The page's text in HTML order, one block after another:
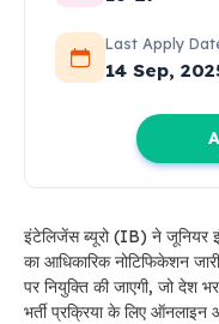
Last Apply
14 Sep,
इंटेलिजेंस ब्यूरो (IB) ने
का आधिकारिक नोटिफिकेशन
पर नियुक्ति की जाएगी, जो देश
भर्ती प्रक्रिया के लिए